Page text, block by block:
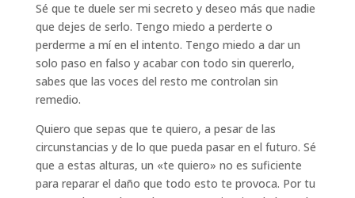
Sé que te duele ser mi secreto y deseo más que nadie
que dejes de serlo. Tengo miedo a perderte o
perderme a mí en el intento. Tengo miedo a dar un
solo paso en falso y acabar con todo sin quererlo,
sabes que las voces del resto me controlan sin
remedio.
Quiero que sepas que te quiero, a pesar de las
circunstancias y de lo que pueda pasar en el futuro. Sé
que a estas alturas, un «te quiero» no es suficiente
para reparar el daño que todo esto te provoca. Por tu